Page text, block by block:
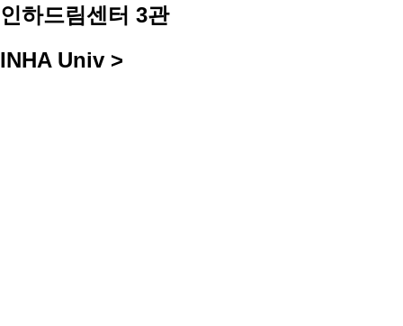
인하드림센터 3관
INHA Univ >